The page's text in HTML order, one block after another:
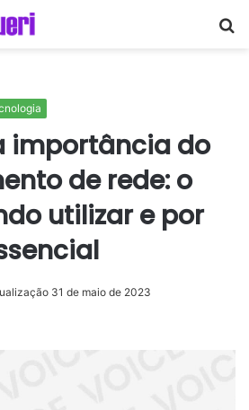
importância do
de rede: o
utilizar e por
31 de maio de 2023